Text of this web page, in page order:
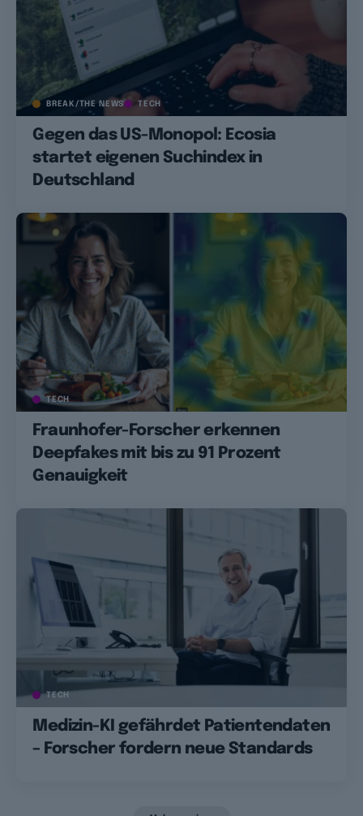
BREAK/THE NEWS TECH
Gegen das US-Monopol: Ecosia
startet eigenen Suchindex in
Deutschland
TECH
Fraunhofer-Forscher erkennen
Deepfakes mit bis zu 91 Prozent
Genauigkeit
TECH
Medizin-KI gefährdet Patientendaten
– Forscher fordern neue Standards